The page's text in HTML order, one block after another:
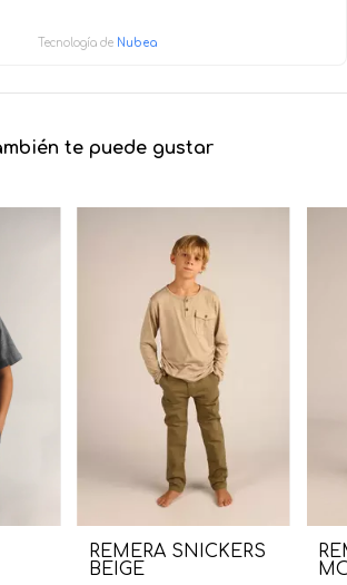
Tecnología de Nubea
te puede gustar
REMERA SNICKERS
BEIGE